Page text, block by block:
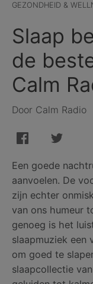
GEZONDHEID &
Slaap
de
Calm
Door Calm Radio
Een goede
aanvoelen. De
zijn echter
van ons humeur
genoeg is het
slaapmuziek een
om goed te
slaapcollectie